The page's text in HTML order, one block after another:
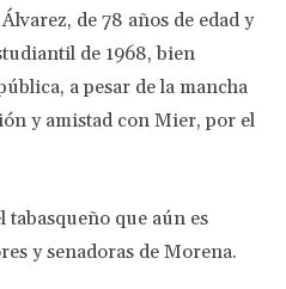
de 78 años de edad y
de 1968, bien
a pesar de la mancha
y amistad con Mier, por el
tabasqueño que aún es
y senadoras de Morena.